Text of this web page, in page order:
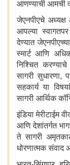
आणण्याची आमची
जेएनपीएचे अध्यक्ष
आपल्या स्वागतपर
देण्यात
स्मार्ट आणि
निश्चित
सागरी सुधारणा,
सहकार्य या
सागरी आर्थिक
इंडिया मेरीटाईम
आणि देशांतर्गत
ते सागरी
धोरणात्मक संवाद